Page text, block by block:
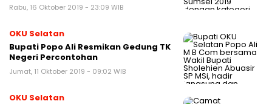
Rabu, 16 Oktober 2019 - 23:09 WIB
OKU Selatan
Bupati Popo Ali Resmikan Gedung TK
Negeri Percontohan
Jumat, 11 Oktober 2019 - 09:02 WIB
OKU Selatan